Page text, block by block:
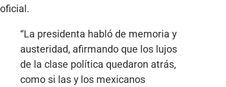
oficial.
“La presidenta habló de memoria y
austeridad, afirmando que los lujos
de la clase política quedaron atrás,
como si las y los mexicanos